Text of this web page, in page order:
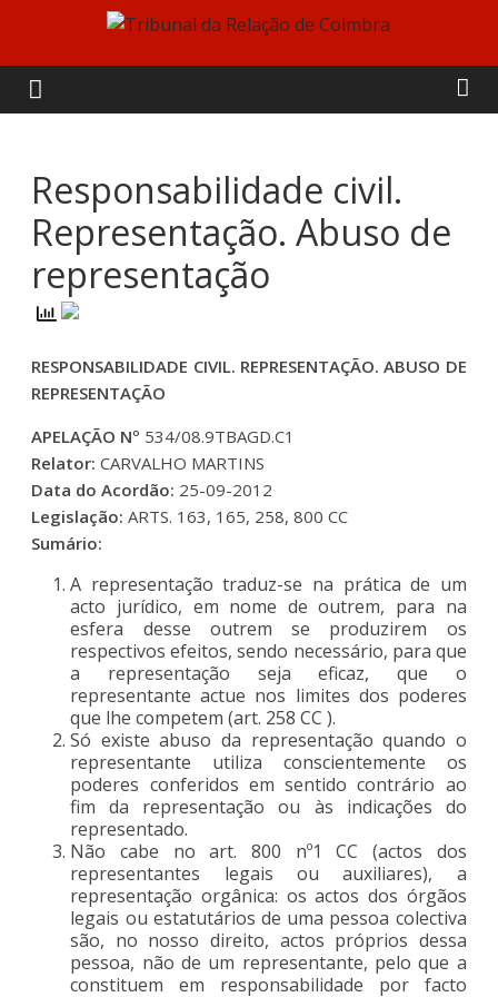
content
Tribunal
da
Relação
de
Coimbra
Responsabilidade civil.
Representação. Abuso de
representação
RESPONSABILIDADE CIVIL. REPRESENTAÇÃO. ABUSO DE
REPRESENTAÇÃO
APELAÇÃO Nº 534/08.9TBAGD.C1
Relator: CARVALHO MARTINS
Data do Acordão: 25-09-2012
Legislação: ARTS. 163, 165, 258, 800 CC
Sumário:
A representação traduz-se na prática de um
acto jurídico, em nome de outrem, para na
esfera desse outrem se produzirem os
respectivos efeitos, sendo necessário, para que
a representação seja eficaz, que o
representante actue nos limites dos poderes
que lhe competem (art. 258 CC ).
Só existe abuso da representação quando o
representante utiliza conscientemente os
poderes conferidos em sentido contrário ao
fim da representação ou às indicações do
representado.
Não cabe no art. 800 nº1 CC (actos dos
representantes legais ou auxiliares), a
representação orgânica: os actos dos órgãos
legais ou estatutários de uma pessoa colectiva
são, no nosso direito, actos próprios dessa
pessoa, não de um representante, pelo que a
constituem em responsabilidade por facto